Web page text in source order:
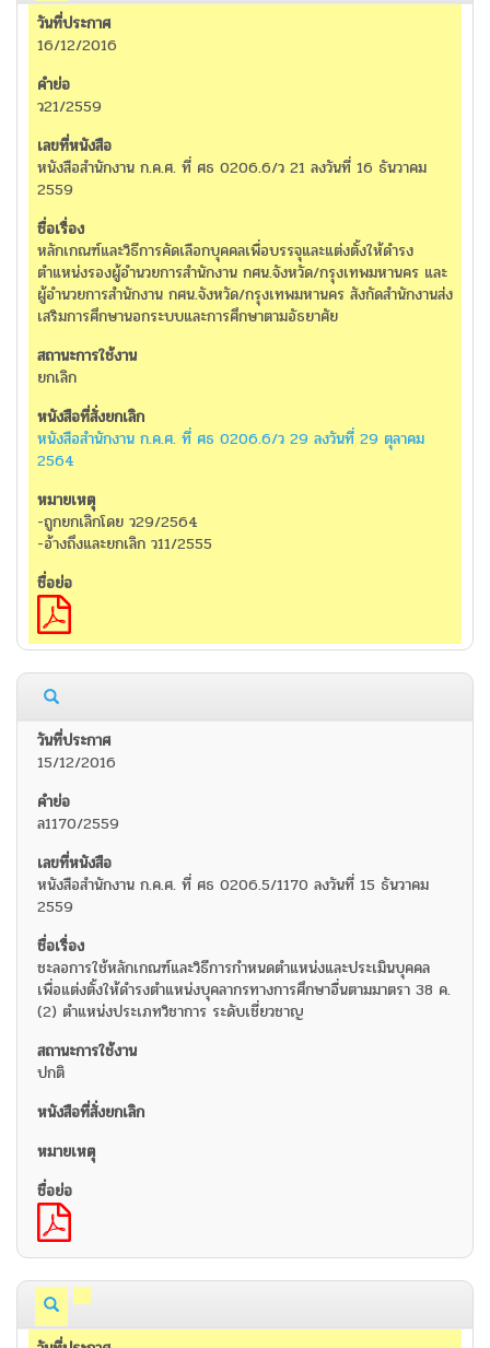
16/12/2016
ว21/2559
หนังสือสำนักงาน ก.ค.ศ. ที่ ศธ 0206.6/ว 21 ลงวันที่ 16 ธันวาคม
2559
หลักเกณฑ์และวิธีการคัดเลือกบุคคลเพื่อบรรจุและแต่งตั้งให้ดำรง
ตำแหน่งรองผู้อำนวยการสำนักงาน กศน.จังหวัด/กรุงเทพมหานคร และ
ผู้อำนวยการสำนักงาน กศน.จังหวัด/กรุงเทพมหานคร สังกัดสำนักงานส่ง
เสริมการศึกษานอกระบบและการศึกษาตามอัธยาศัย
ยกเลิก
หนังสือสำนักงาน ก.ค.ศ. ที่ ศธ 0206.6/ว 29 ลงวันที่ 29 ตุลาคม
2564
-ถูกยกเลิกโดย ว29/2564
-อ้างถึงและยกเลิก ว11/2555
15/12/2016
ล1170/2559
หนังสือสำนักงาน ก.ค.ศ. ที่ ศธ 0206.5/1170 ลงวันที่ 15 ธันวาคม
2559
ชะลอการใช้หลักเกณฑ์และวิธีการกำหนดตำแหน่งและประเมินบุคคล
เพื่อแต่งตั้งให้ดำรงตำแหน่งบุคลากรทางการศึกษาอื่นตามมาตรา 38 ค.
(2) ตำแหน่งประเภทวิชาการ ระดับเชี่ยวชาญ
ปกติ